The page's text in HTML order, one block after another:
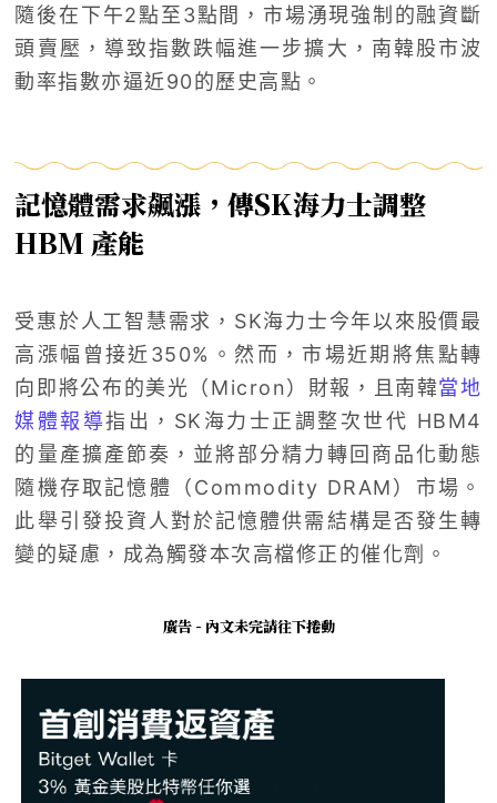
隨後在下午2點至3點間，市場湧現強制的融資斷
頭賣壓，導致指數跌幅進一步擴大，南韓股市波
動率指數亦逼近90的歷史高點。
記憶體需求飆漲，傳SK海力士調整
HBM 產能
受惠於人工智慧需求，SK海力士今年以來股價最
高漲幅曾接近350%。然而，市場近期將焦點轉
向即將公布的美光（Micron）財報，且南韓當地
媒體報導指出，SK海力士正調整次世代 HBM4
的量產擴產節奏，並將部分精力轉回商品化動態
隨機存取記憶體（Commodity DRAM）市場。
此舉引發投資人對於記憶體供需結構是否發生轉
變的疑慮，成為觸發本次高檔修正的催化劑。
廣告 - 內文未完請往下捲動